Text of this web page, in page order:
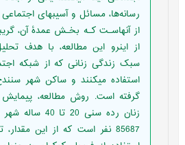
رسانه‌ها، مسائل و آسیب­های اجتماعی
از آنهاسـت کـه بخـش عمدۀ آن،
از این­رو این مطالعه، با هدف
سبک ­زندگی زنانی که از شبکه
استفاده می­کنند و ساکن شهر
گرفته است. روش مطالعه، پیمایش
زنان رده سنی 20 تا